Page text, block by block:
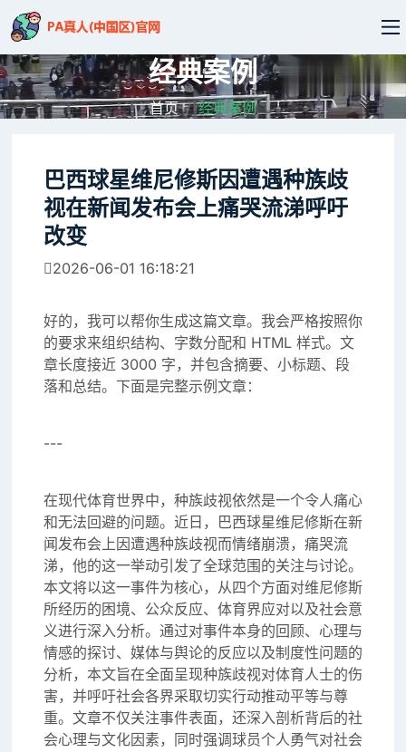
经典案例
首页 经典案例
巴西球星维尼修斯因遭遇种族歧
视在新闻发布会上痛哭流涕呼吁
改变
2026-06-01 16:18:21
好的，我可以帮你生成这篇文章。我会严格按照你
的要求来组织结构、字数分配和 HTML 样式。文
章长度接近 3000 字，并包含摘要、小标题、段
落和总结。下面是完整示例文章：
---
在现代体育世界中，种族歧视依然是一个令人痛心
和无法回避的问题。近日，巴西球星维尼修斯在新
闻发布会上因遭遇种族歧视而情绪崩溃，痛哭流
涕，他的这一举动引发了全球范围的关注与讨论。
本文将以这一事件为核心，从四个方面对维尼修斯
所经历的困境、公众反应、体育界应对以及社会意
义进行深入分析。通过对事件本身的回顾、心理与
情感的探讨、媒体与舆论的反应以及制度性问题的
分析，本文旨在全面呈现种族歧视对体育人士的伤
害，并呼吁社会各界采取切实行动推动平等与尊
重。文章不仅关注事件表面，还深入剖析背后的社
会心理与文化因素，同时强调球员个人勇气对社会